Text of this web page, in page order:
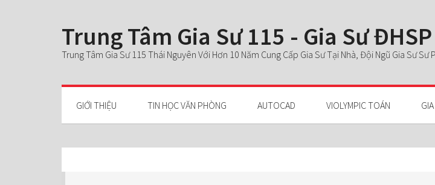
Trung Tâm Gia Sư 115 - Gia Sư
Trung Tâm Gia Sư 115 Thái Nguyên Với Hơn 10 Năm Cung Cấp Gia Sư Tại Nhà, Đội Ngũ Gia Sư
GIỚI THIỆU TIN HỌC VĂN PHÒNG AUTOCAD VIOLYMPIC TOÁN